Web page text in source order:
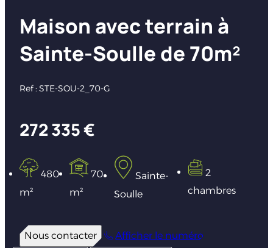
Maison avec terrain à
Sainte-Soulle de 70m²
Ref : STE-SOU-2_70-G
272 335 €
480
m²
70
m²
Sainte-
Soulle
2
chambres
Nous contacter Afficher le numéro